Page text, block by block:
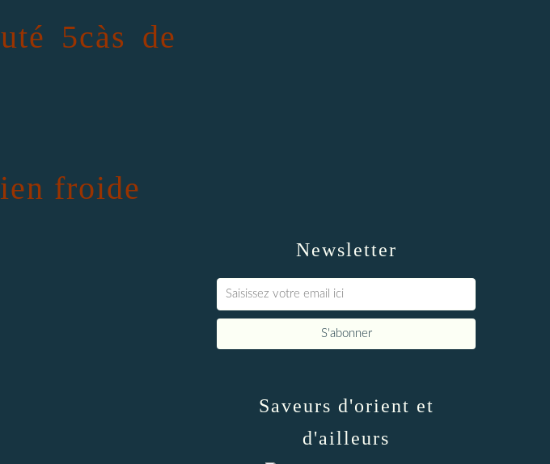
5càs de
froide
Newsletter
Saveurs d'orient et
d'ailleurs